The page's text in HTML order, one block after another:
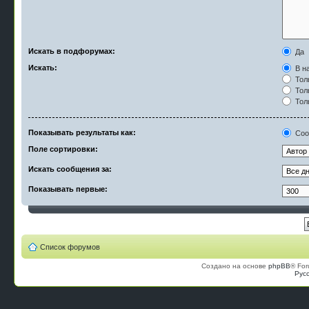
Искать в подфорумах:
Да
Искать:
В
Показывать результаты как:
Поле сортировки:
Искать сообщения за:
Показывать первые:
Список форумов
Создано на основе phpBB®